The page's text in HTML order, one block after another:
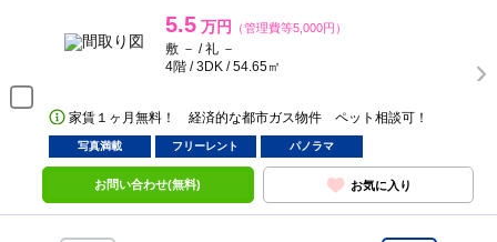
5.5 万円 （管理費等5,000円）
敷 － / 礼 －
4階 / 3DK / 54.65㎡
家賃１ヶ月無料！ 経済的な都市ガス物件 ペット相談可！
写真満載 フリーレント パノラマ
お問い合わせ(無料) お気に入り